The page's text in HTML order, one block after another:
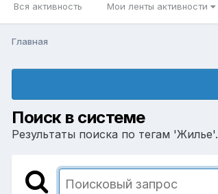
Вся активность Мои ленты активности
Главная
Поиск в системе
Результаты поиска по тегам 'Жилье'.